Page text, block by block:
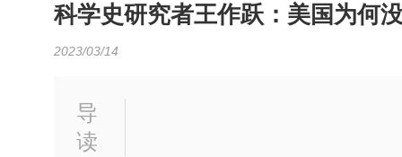
科学史研究者王作跃：美国为何
2023/03/14
导
读